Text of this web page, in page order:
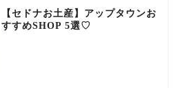
【セドナお土産】アップタウンお
すすめSHOP 5選♡